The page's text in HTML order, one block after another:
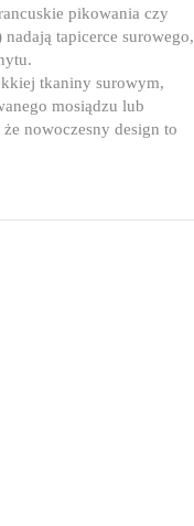
pikowania czy
tapicerce surowego,
tkaniny surowym,
mosiądzu lub
nowoczesny design to